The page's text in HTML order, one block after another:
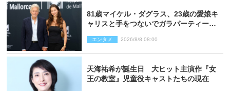
81歳マイケル・ダグラス、23歳の愛娘キ
ャリスと手をつないでガラパーティーに
エンタメ 2026/8/8 08:00
天海祐希が誕生日 大ヒット主演作『女
王の教室』児童役キャストたちの現在